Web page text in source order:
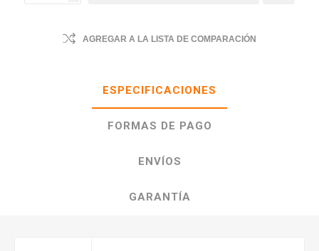
AGREGAR A LA LISTA DE COMPARACIÓN
ESPECIFICACIONES
FORMAS DE PAGO
ENVÍOS
GARANTÍA